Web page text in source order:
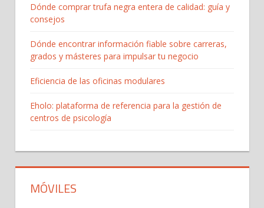
Dónde comprar trufa negra entera de calidad: guía y
consejos
Dónde encontrar información fiable sobre carreras,
grados y másteres para impulsar tu negocio
Eficiencia de las oficinas modulares
Eholo: plataforma de referencia para la gestión de
centros de psicología
MÓVILES